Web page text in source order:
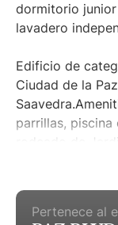
dormitorio
lavadero
Edificio de
Ciudad de la
parrillas,
rodeado de
piscina para
Cochera de
Pertenece al